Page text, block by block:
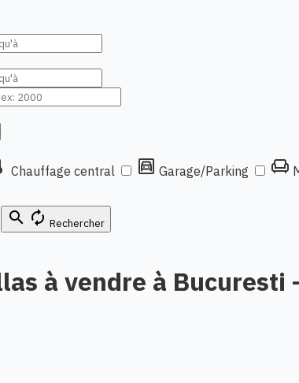
Chauffage central garage Garage/Parking chair
search autorenew Rechercher
à vendre à Bucuresti